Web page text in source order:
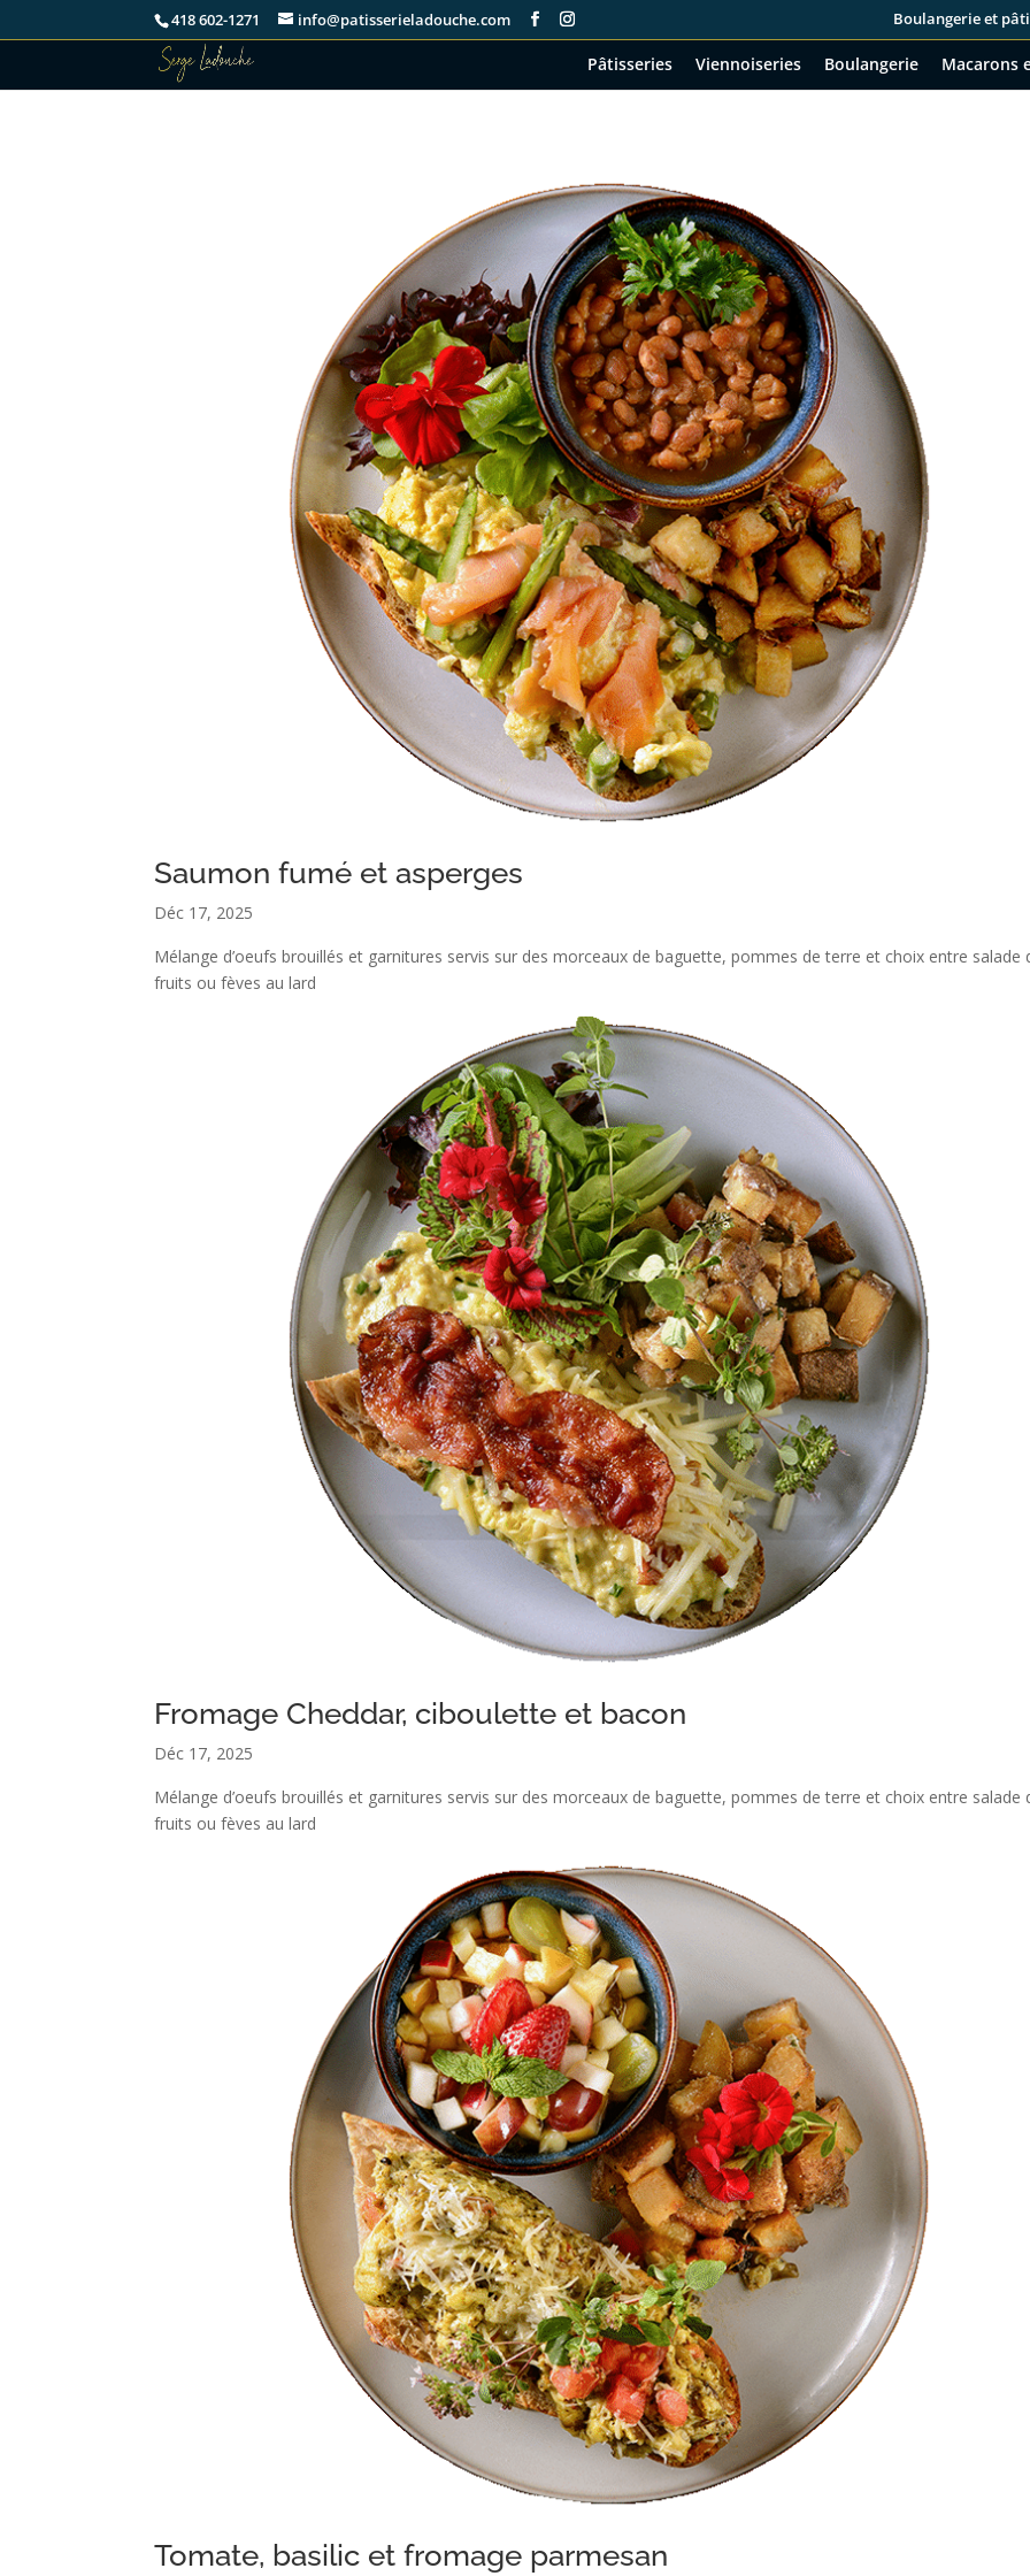
418 602-1271 info@patisserieladouche.com Boulangerie et
Pâtisseries Viennoiseries Boulangerie Macarons
Saumon fumé et asperges
Déc 17, 2025
Mélange d’oeufs brouillés et garnitures servis sur des morceaux de baguette, pommes de terre et choix entre salade
fruits ou fèves au lard
Fromage Cheddar, ciboulette et bacon
Déc 17, 2025
Mélange d’oeufs brouillés et garnitures servis sur des morceaux de baguette, pommes de terre et choix entre salade
fruits ou fèves au lard
Tomate, basilic et fromage parmesan